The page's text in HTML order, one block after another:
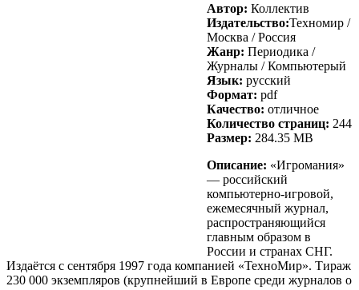
Автор: Коллектив
Издательство:Техномир /
Москва / Россия
Жанр: Периодика /
Журналы / Компьютерый
Язык: русский
Формат: pdf
Качество: отличное
Количество страниц: 244
Размер: 284.35 MB
Описание: «Игромания»
— российский
компьютерно-игровой,
ежемесячный журнал,
распространяющийся
главным образом в
России и странах СНГ.
Издаётся с сентября 1997 года компанией «ТехноМир». Тираж
230 000 экземпляров (крупнейший в Европе среди журналов о